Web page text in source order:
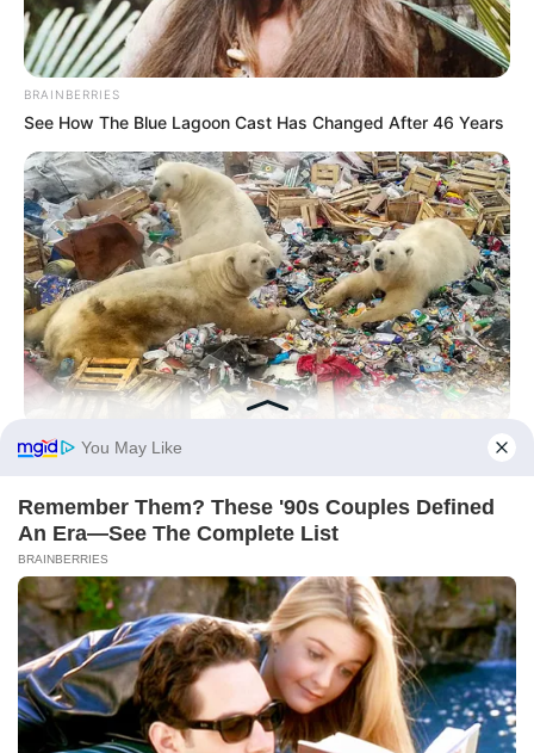
BRAINBERRIES
See How The Blue Lagoon Cast Has Changed After 46 Years
BRAINBERRIES